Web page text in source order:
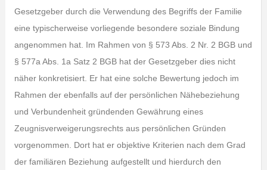
Gesetzgeber durch die Verwendung des Begriffs der Familie
eine typischerweise vorliegende besondere soziale Bindung
angenommen hat. Im Rahmen von § 573 Abs. 2 Nr. 2 BGB und
§ 577a Abs. 1a Satz 2 BGB hat der Gesetzgeber dies nicht
näher konkretisiert. Er hat eine solche Bewertung jedoch im
Rahmen der ebenfalls auf der persönlichen Nähebeziehung
und Verbundenheit gründenden Gewährung eines
Zeugnisverweigerungsrechts aus persönlichen Gründen
vorgenommen. Dort hat er objektive Kriterien nach dem Grad
der familiären Beziehung aufgestellt und hierdurch den